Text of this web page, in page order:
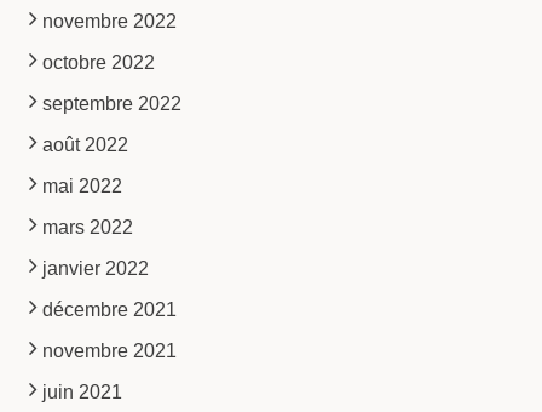
novembre 2022
octobre 2022
septembre 2022
août 2022
mai 2022
mars 2022
janvier 2022
décembre 2021
novembre 2021
juin 2021